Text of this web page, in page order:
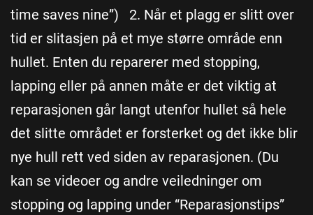
time saves nine”) 2. Når et plagg er slitt over
tid er slitasjen på et mye større område enn
hullet. Enten du reparerer med stopping,
lapping eller på annen måte er det viktig at
reparasjonen går langt utenfor hullet så hele
det slitte området er forsterket og det ikke blir
nye hull rett ved siden av reparasjonen. (Du
kan se videoer og andre veiledninger om
stopping og lapping under “Reparasjonstips”